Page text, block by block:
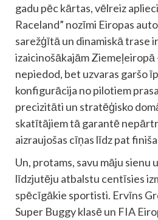
gadu pēc kārtas, vēlreiz
Raceland” nozīmi Eiropas
sarežģītā un dinamiskā trase
izaicinošākajām Ziemeļeiropā
nepiedod, bet uzvaras garšo
konfigurācija no pilotiem
precizitāti un stratēģisko
skatītājiem tā garantē
aizraujošas cīņas līdz pat
Un, protams, savu māju sienu
līdzjutēju atbalstu centīsies
spēcīgākie sportisti. Ervīns
Super Buggy klasē un FIA